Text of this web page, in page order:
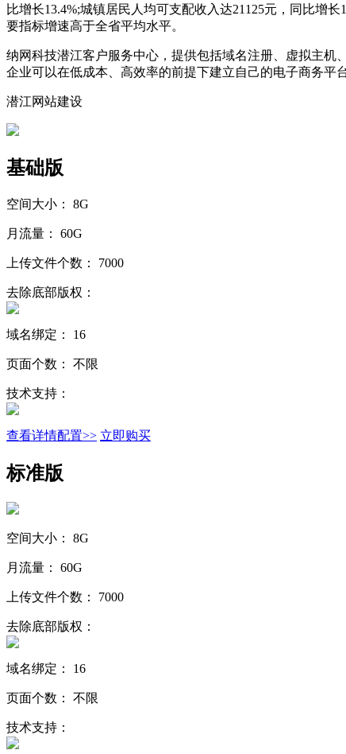
比增长13.4%;城镇居民人均可支配收入达21125元，同比增
要指标增速高于全省平均水平。
纳网科技潜江客户服务中心，提供包括域名注册、虚拟主
企业可以在低成本、高效率的前提下建立自己的电子商务平
潜江网站建设
基础版
空间大小： 8G
月流量： 60G
上传文件个数： 7000
去除底部版权：
域名绑定： 16
页面个数： 不限
技术支持：
查看详情配置>> 立即购买
标准版
空间大小： 8G
月流量： 60G
上传文件个数： 7000
去除底部版权：
域名绑定： 16
页面个数： 不限
技术支持：